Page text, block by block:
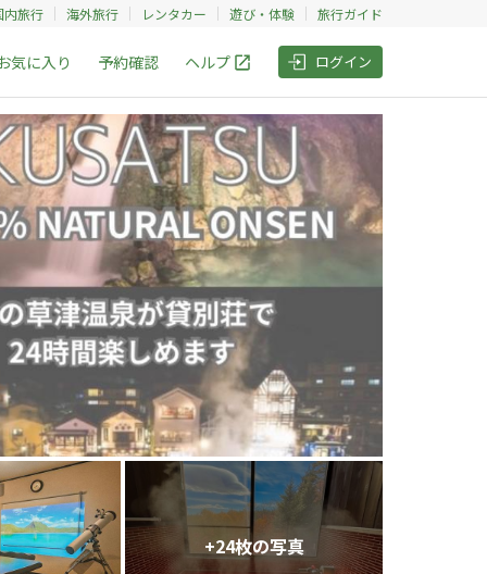
内旅行 海外旅行 レンタカー 遊び・体験 旅行ガイド
気に入り 予約確認 ヘルプ ログイン
+24枚の写真